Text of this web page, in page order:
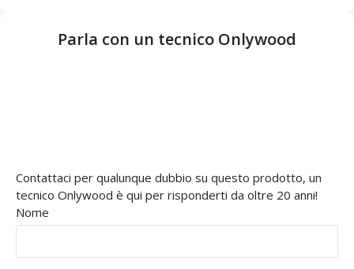
Parla con un tecnico Onlywood
Contattaci per qualunque dubbio su questo prodotto, un
tecnico Onlywood è qui per risponderti da oltre 20 anni!
Nome